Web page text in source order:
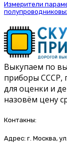
Измерители
Выкупаем по
приборы СССР,
для оценки и
назовём цену
Контакны:
Адрес: г. Москва,